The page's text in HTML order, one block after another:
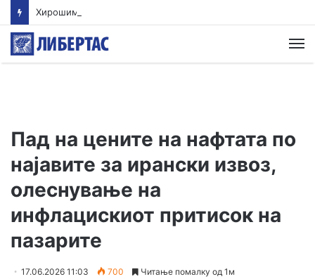
Пад на цените на нафтата по
најавите за ирански извоз,
олеснување на
инфлацискиот притисок на
пазарите
17.06.2026 11:03 700 Читање помалку од 1м